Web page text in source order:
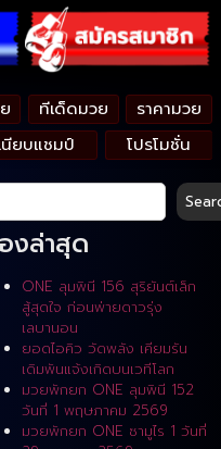
ทีเด็ดมวย
ราคามวย
นียบแชมป์ โปรโมชั่น
งล่าสุด
ONE ลุมพินี 156 สุริยันต์เล็ก
สู้สุดใจ ก่อนพ่ายดาวรุ่ง
เลบานอน
ยอดไอคิว วัดพลัง เคียมรัน
เดิมพันแจ้งเกิดบนเวทีโลก
มวยพักยก ONE ลุมพินี 152
วันที่ 1 พฤษภาคม 2569
มวยพักยก ONE ซามูไร 1 วันที่